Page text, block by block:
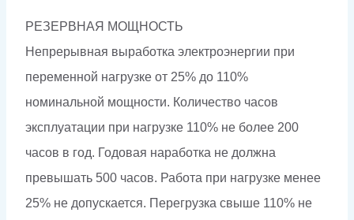
РЕЗЕРВНАЯ МОЩНОСТЬ
Непрерывная выработка электроэнергии при
переменной нагрузке от 25% до 110%
номинальной мощности. Количество часов
эксплуатации при нагрузке 110% не более 200
часов в год. Годовая наработка не должна
превышать 500 часов. Работа при нагрузке менее
25% не допускается. Перегрузка свыше 110% не